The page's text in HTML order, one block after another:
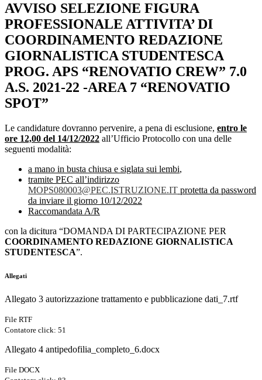
AVVISO SELEZIONE FIGURA
PROFESSIONALE ATTIVITA’ DI
COORDINAMENTO REDAZIONE
GIORNALISTICA STUDENTESCA
PROG. APS “RENOVATIO CREW” 7.0
A.S. 2021-22 -AREA 7 “RENOVATIO
SPOT”
Le candidature dovranno pervenire, a pena di esclusione, entro le
ore 12,00 del 14/12/2022 all’Ufficio Protocollo con una delle
seguenti modalità:
a mano in busta chiusa e siglata sui lembi,
tramite PEC all’indirizzo
MOPS080003@PEC.ISTRUZIONE.IT protetta da password
da inviare il giorno 10/12/2022
Raccomandata A/R
con la dicitura “DOMANDA DI PARTECIPAZIONE PER
COORDINAMENTO REDAZIONE GIORNALISTICA
STUDENTESCA”.
Allegati
Allegato 3 autorizzazione trattamento e pubblicazione dati_7.rtf
File RTF
Contatore click: 51
Allegato 4 antipedofilia_completo_6.docx
File DOCX